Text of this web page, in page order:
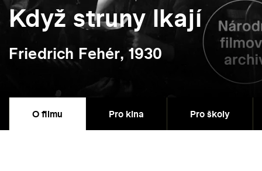
Když struny lkají
Friedrich Fehér, 1930
O filmu Pro kina Pro školy